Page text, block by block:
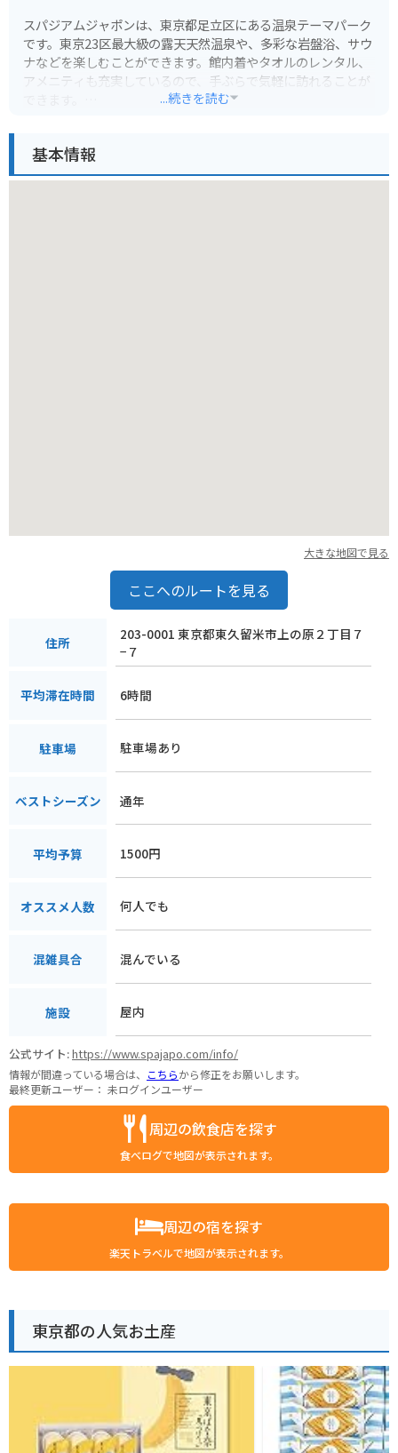
スパジアムジャポンは、東京都足立区にある温泉テーマパーク
です。東京23区最大級の露天天然温泉や、多彩な岩盤浴、サウ
ナなどを楽しむことができます。館内着やタオルのレンタル、
アメニティも充実しているので、手ぶらで気軽に訪れることが
すい場所にあります。駐車場も広いため、バイクでの来場も便
利です。温泉で旅の疲れを癒したり、サウナでリフレッシュし
...続きを読む
基本情報
大きな地図で見る
ここへのルートを見る
住所
203-0001 東京都東久留米市上の原２丁目７
−７
平均滞在時間 6時間
駐車場 駐車場あり
ベストシーズン 通年
平均予算 1500円
オススメ人数 何人でも
混雑具合 混んでいる
施設 屋内
公式サイト:https://www.spajapo.com/info/
情報が間違っている場合は、 こちらから修正をお願いします。
最終更新ユーザー： 未ログインユーザー
周辺の飲食店を探す
食べログで地図が表示されます。
周辺の宿を探す
楽天トラベルで地図が表示されます。
東京都の人気お土産